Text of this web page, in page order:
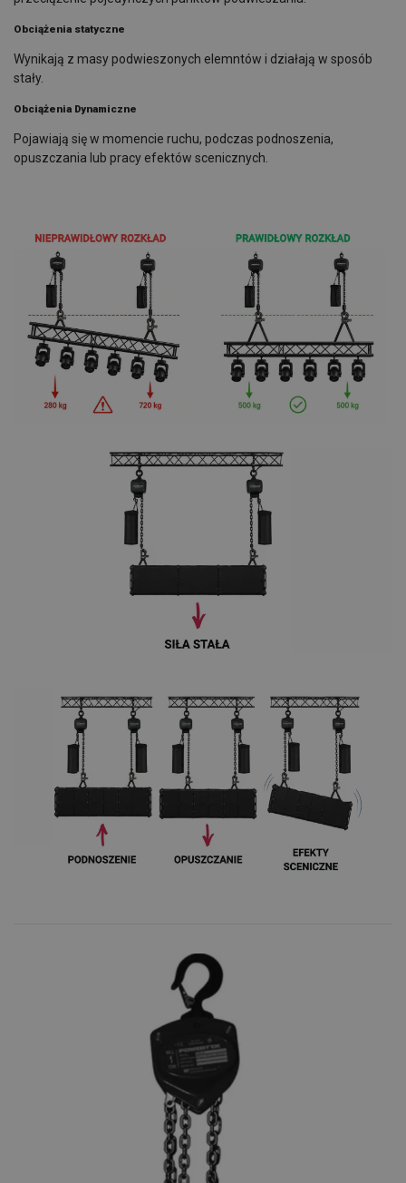
Obciążenia statyczne
Wynikają z masy podwieszonych elemntów i działają w sposób
stały.
Obciążenia Dynamiczne
Pojawiają się w momencie ruchu, podczas podnoszenia,
opuszczania lub pracy efektów scenicznych.